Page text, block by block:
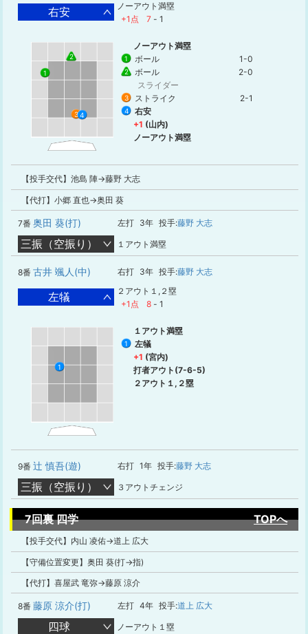
右安
ノーアウト満塁
+1点
7 - 1
1
2
3 4
ノーアウト満塁
1 ボール 1-0
2 ボール
2-0
スライダー
3 ストライク 2-1
4
右安
+1 (山内)
ノーアウト満塁
【投手交代】池島 陣→藤野 大志
【代打】小郷 直也→奥田 葵
7番 奥田 葵(打) 左打 3年 投手:藤野 大志
三振（空振り） １アウト満塁
8番 古井 颯人(中) 右打 3年 投手:藤野 大志
左犠
２アウト１,２塁
+1点
8 - 1
1
１アウト満塁
1
左犠
+1 (宮内)
打者アウト(7-6-5)
２アウト１,２塁
9番 辻 慎吾(遊) 右打 1年 投手:藤野 大志
三振（空振り） ３アウトチェンジ
7回裏 四学 TOPへ
【投手交代】内山 凌佑→道上 広大
【守備位置変更】奥田 葵(打→指)
【代打】喜屋武 竜弥→藤原 涼介
8番 藤原 涼介(打) 左打 4年 投手:道上 広大
四球 ノーアウト１塁